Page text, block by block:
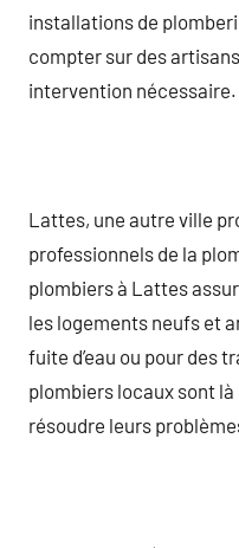
installations de
compter sur des
intervention nécessaire.
Lattes, une autre ville
professionnels de la
plombiers à Lattes
les logements neufs et
fuite d’eau ou pour des
plombiers locaux sont
résoudre leurs